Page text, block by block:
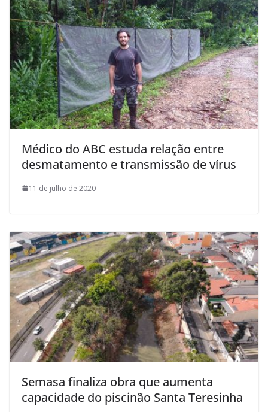
Médico do ABC estuda relação entre
desmatamento e transmissão de vírus
11 de julho de 2020
Semasa finaliza obra que aumenta
capacidade do piscinão Santa Teresinha